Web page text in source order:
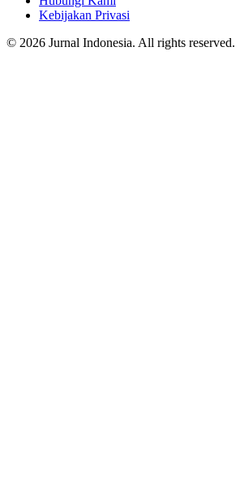
Kebijakan Privasi
© 2026 Jurnal Indonesia. All rights reserved.